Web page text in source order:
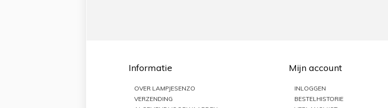
Informatie
OVER LAMPJESENZO
VERZENDING
Mijn account
INLOGGEN
BESTELHISTORIE